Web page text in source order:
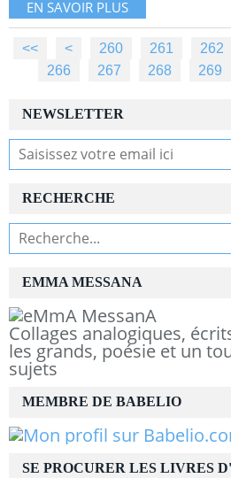
EN SAVOIR PLUS
<< < 200
210
220
230
240
250
260 261 262
266
267 268 269
NEWSLETTER
RECHERCHE
EMMA MESSANA
Collages analogiques,
les grands, poésie et un
sujets
MEMBRE DE BABELIO
SE PROCURER LES LIVRES